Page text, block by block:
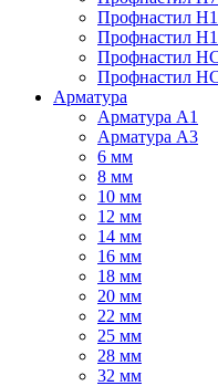
Профнастил
Профнастил
Профнастил
Профнастил
Арматура
Арматура А1
Арматура А3
6 мм
8 мм
10 мм
12 мм
14 мм
16 мм
18 мм
20 мм
22 мм
25 мм
28 мм
32 мм